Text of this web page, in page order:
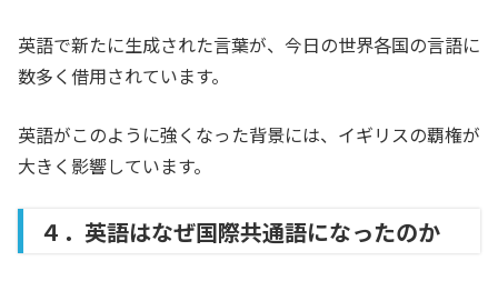
英語で新たに生成された言葉が、今日の世界各国の言語に
数多く借用されています。
英語がこのように強くなった背景には、イギリスの覇権が
大きく影響しています。
４．英語はなぜ国際共通語になったのか